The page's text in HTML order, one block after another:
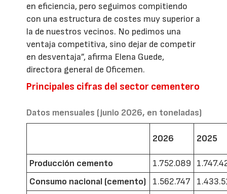
en eficiencia, pero seguimos compitiendo
con una estructura de costes muy superior a
la de nuestros vecinos. No pedimos una
ventaja competitiva, sino dejar de competir
en desventaja”, afirma Elena Guede,
directora general de Oficemen.
Principales cifras del sector cementero
Datos mensuales (junio 2026, en toneladas)
2026 2025
Producción cemento 1.752.089
Consumo nacional (cemento)
1.562.747